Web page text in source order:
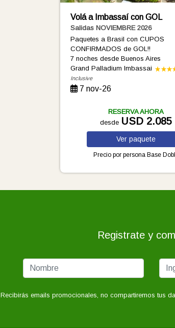
Volá a Imbassaí con GOL
Salidas NOVIEMBRE 2026
Paquetes a Brasil con CUPOS
CONFIRMADOS de GOL!!
7 nochesdesde Buenos Aires
Grand Palladium Imbassai
Inclusive
7 nov-26
RESERVA AHORA
desde USD 2.085
Verpaquete
Precio por persona Base
Registrate y
Recibirás emails promocionales, no compartiremos tus